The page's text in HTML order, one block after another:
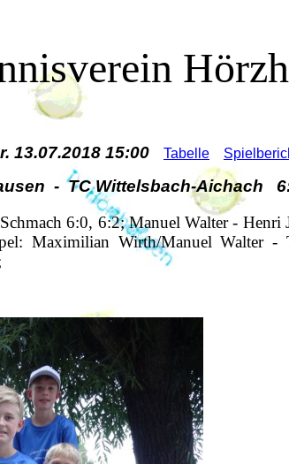
13.07.2018 15:00 Tabelle
- TC Wittelsbach-Aichach
6:0, 6:2; Manuel Walter -
Maximilian Wirth/Manuel Walter -